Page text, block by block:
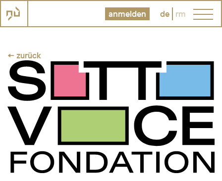
anmelden de rm
← zurück